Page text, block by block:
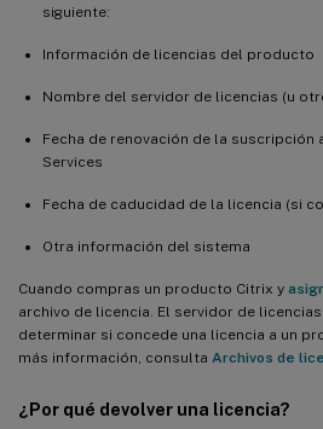
siguiente:
Información de licencias del producto
Nombre del servidor de licencias (u
Fecha de renovación de la suscripción
Services
Fecha de caducidad de la licencia (si
Otra información del sistema
Cuando compras un producto Citrix y
archivo de licencia. El servidor de
determinar si concede una licencia a un
más información, consulta Archivos de
¿Por qué devolver una licencia?